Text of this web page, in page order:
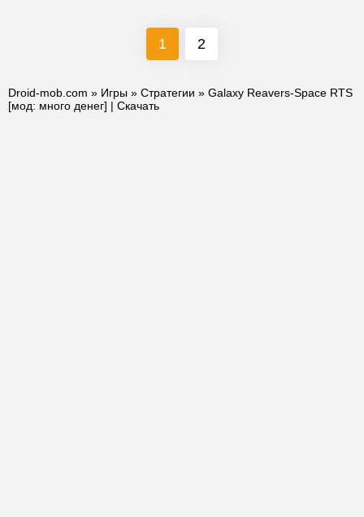
1 2
Droid-mob.com » Игры » Стратегии » Galaxy Reavers-Space RTS
[мод: много денег] | Скачать